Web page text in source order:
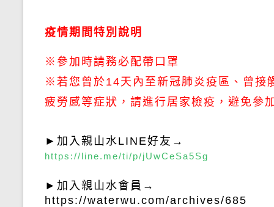
疫情期間特別說明
※參加時請務必配帶口罩
※若您曾於14天內至新冠肺炎疫區、曾接
疲勞感等症狀，請進行居家檢疫，避免參
► 加入親山水LINE好友→
https://line.me/ti/p/jUwCeSa5Sg
► 加入親山水會員→
https://waterwu.com/archives/685